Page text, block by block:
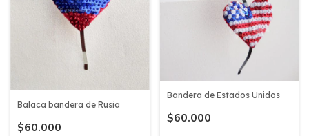
Balaca bandera de Rusia
$60.000
Bandera de Estados Unidos
$60.000